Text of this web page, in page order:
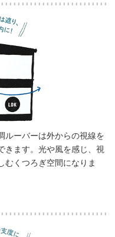
ルーバーは外からの視線を
きます。光や風を感じ、視
むくつろぎ空間になりま